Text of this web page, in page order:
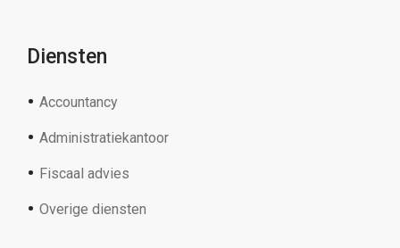
Diensten
Accountancy
Administratiekantoor
Fiscaal advies
Overige diensten